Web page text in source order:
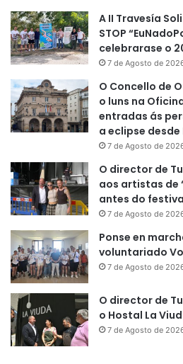
A II Travesía
STOP
celebrarase o
7 de Agosto de
O Concello de
o luns na
entradas ás
a eclipse
7 de Agosto de
O director de
aos artistas de
antes do
7 de Agosto de
Ponse en
voluntariado
7 de Agosto de
O director de
o Hostal La
7 de Agosto de